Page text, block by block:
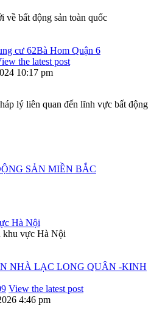
về bất động sản toàn quốc
cư 62Bà Hom Quận 6
the latest post
10:17 pm
lý liên quan đến lĩnh vực bất động
SẢN MIỀN BẮC
Hà Nội
khu vực Hà Nội
NHÀ LẠC LONG QUÂN -KINH
View the latest post
4:46 pm